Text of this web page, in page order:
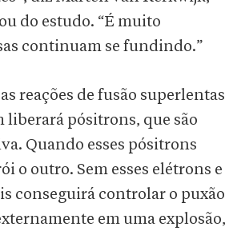
do estudo. “É muito
continuam se fundindo.”
reações de fusão superlentas
liberará pósitrons, que são
Quando esses pósitrons
o outro. Sem esses elétrons e
conseguirá controlar o puxão
em uma explosão,